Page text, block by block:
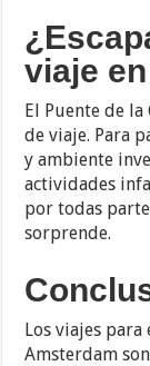
viaje
El Puente de
de viaje. Para
y ambiente
actividades
por todas
sorprende.
Los viajes
Amsterdam